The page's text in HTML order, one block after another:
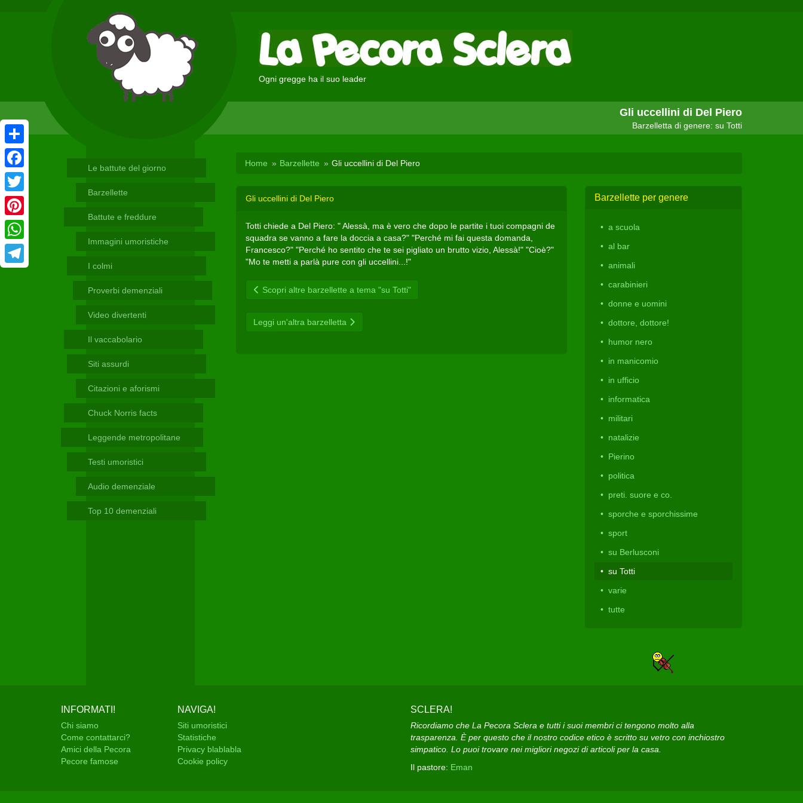
Ogni gregge ha il suo leader
Gli uccellini di Del Piero
Barzelletta di genere: su Totti
Le battute del giorno
Barzellette
Battute e freddure
Immagini umoristiche
I colmi
Proverbi demenziali
Video divertenti
Il vaccabolario
Siti assurdi
Citazioni e aforismi
Chuck Norris facts
Leggende metropolitane
Testi umoristici
Audio demenziale
Top 10 demenziali
Home Barzellette Gli uccellini di Del Piero
Gli uccellini di Del Piero
Totti chiede a Del Piero: " Alessà, ma è vero che dopo le partite i tuoi compagni de
squadra se vanno a fare la doccia a casa?" "Perché mi fai questa domanda,
Francesco?" "Perché ho sentito che te sei pigliato un brutto vizio, Alessà!" "Cioè?"
"Mo te metti a parlà pure con gli uccellini...!"
Scopri altre barzellette a tema "su Totti"
Leggi un'altra barzelletta
Barzellette per genere
a scuola
al bar
animali
carabinieri
donne e uomini
dottore, dottore!
humor nero
in manicomio
in ufficio
informatica
militari
natalizie
Pierino
politica
preti. suore e co.
sporche e sporchissime
sport
su Berlusconi
su Totti
varie
tutte
INFORMATI!
Chi siamo
Come contattarci?
Amici della Pecora
Pecore famose
NAVIGA!
Siti umoristici
Statistiche
Privacy blablabla
Cookie policy
SCLERA!
Ricordiamo che La Pecora Sclera e tutti i suoi membri ci tengono molto alla
trasparenza. È per questo che il nostro codice etico è scritto su vetro con inchiostro
simpatico. Lo puoi trovare nei migliori negozi di articoli per la casa.
Il pastore: Eman
Condividi
Facebook
Twitter
Pinterest
WhatsApp